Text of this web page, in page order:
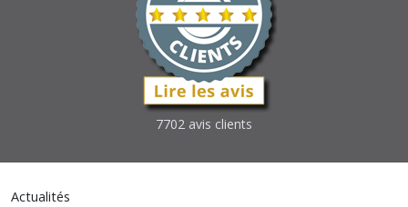
7702 avis clients
Actualités